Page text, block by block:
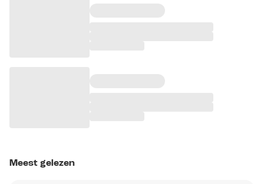
Meest gelezen